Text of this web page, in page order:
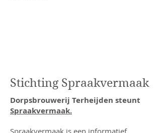
Stichting Spraakvermaak
Dorpsbrouwerij Terheijden steunt
Spraakvermaak.
Spraakvermaak is een informatief